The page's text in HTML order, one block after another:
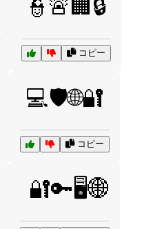
👮🚨🏢🔒
コピー
💻🛡️🌐🔐
コピー
🔐🔑🖥️🌐